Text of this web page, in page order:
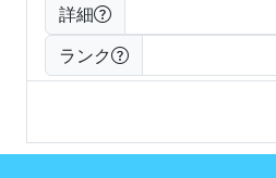
詳細
ランク